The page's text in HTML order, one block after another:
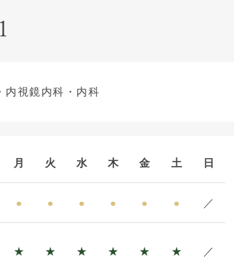
内視鏡内科・内科
月 火 水 木 金 土 日
● ● ● ● ● ● ／
★ ★ ★ ★ ★ ★ ／